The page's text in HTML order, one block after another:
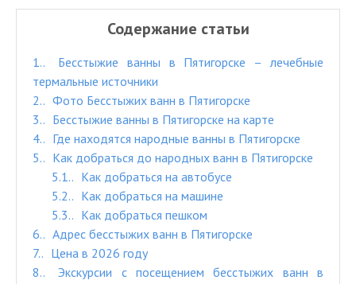
Содержание статьи
1.
Бесстыжие ванны в Пятигорске – лечебные
термальные источники
2.
Фото Бесстыжих ванн в Пятигорске
3.
Бесстыжие ванны в Пятигорске на карте
4.
Где находятся народные ванны в Пятигорске
5.
Как добраться до народных ванн в Пятигорске
5.1.
Как добраться на автобусе
5.2.
Как добраться на машине
5.3.
Как добраться пешком
6.
Адрес бесстыжих ванн в Пятигорске
7.
Цена в 2026 году
8.
Экскурсии с посещением бесстыжих ванн в